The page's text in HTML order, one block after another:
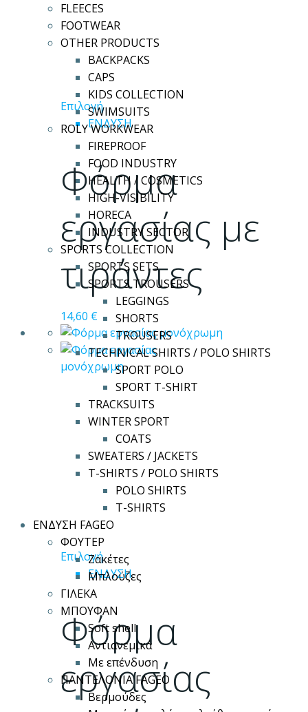
FLEECES
FOOTWEAR
OTHER PRODUCTS
BACKPACKS
CAPS
KIDS COLLECTION
SWIMSUITS
ROLY WORKWEAR
FIREPROOF
FOOD INDUSTRY
HEALTH / COSMETICS
HIGH-VISIBILITY
HORECA
INDUSTRY SECTOR
SPORTS COLLECTION
SPORTS SETS
SPORTS TROUSERS
LEGGINGS
SHORTS
TROUSERS
TECHNICAL SHIRTS / POLO SHIRTS
SPORT POLO
SPORT T-SHIRT
TRACKSUITS
WINTER SPORT
COATS
SWEATERS / JACKETS
T-SHIRTS / POLO SHIRTS
POLO SHIRTS
T-SHIRTS
ΕΝΔΥΣΗ FAGEO
ΦΟΥΤΕΡ
Ζακέτες
Μπλούζες
ΓΙΛΕΚΑ
ΜΠΟΥΦΑΝ
Soft shell
Αντιανεμικά
Με επένδυση
ΠΑΝΤΕΛΟΝΙΑ FAGEO
Βερμούδες
ΕπιλογήΑυτό
το
προϊόν
έχει
πολλαπλές
παραλλαγές.
Οι
επιλογές
μπορούν
να
επιλεγούν
στη
σελίδα
του
προϊόντος
ΕΝΔΥΣΗ
Φόρμα
εργασίας με
τιράντες
14,60 €
ΕπιλογήΑυτό
το
έχει
πολλαπλές
παραλλαγές.
Οι
επιλογές
μπορούν
ΕΝΔΥΣΗ
Φόρμα
εργασίας